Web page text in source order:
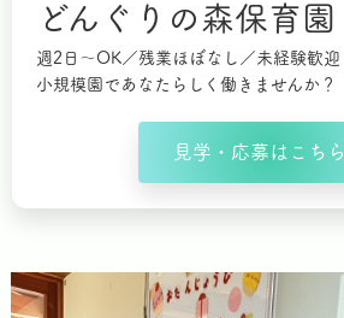
どんぐりの森保育園
週2日～OK／残業ほぼなし／未経験歓迎
小規模園であなたらしく働きませんか？
見学・応募はこちら